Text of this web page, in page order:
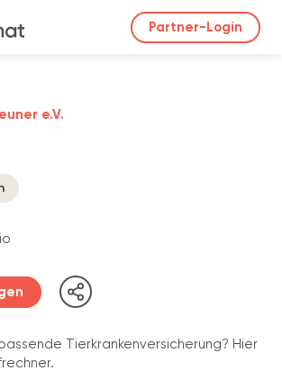
Partner-Login
e.V.
Tierkrankenversicherung? Hier